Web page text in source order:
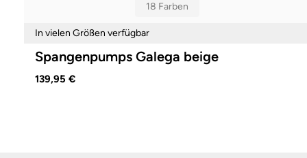
18 Farben
In vielen Größen verfügbar
Spangenpumps Galega beige
139,95 €